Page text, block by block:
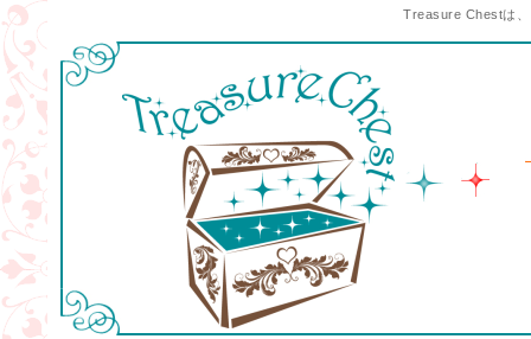
Treasure Chestは、